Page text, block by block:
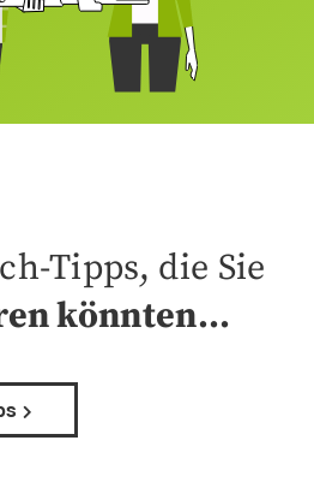
Tipps, die Sie
könnten…